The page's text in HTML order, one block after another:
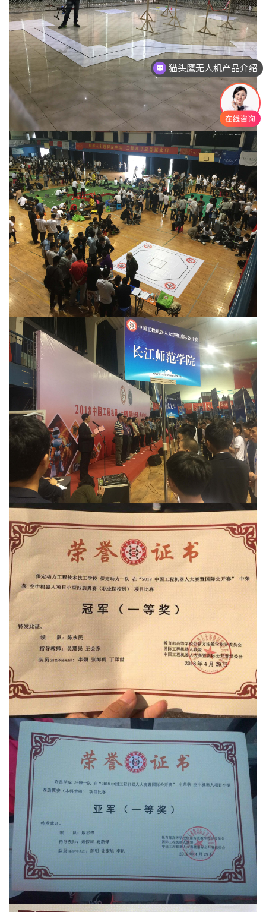
猫头鹰无人机产品介绍
无人机实训室建设方案